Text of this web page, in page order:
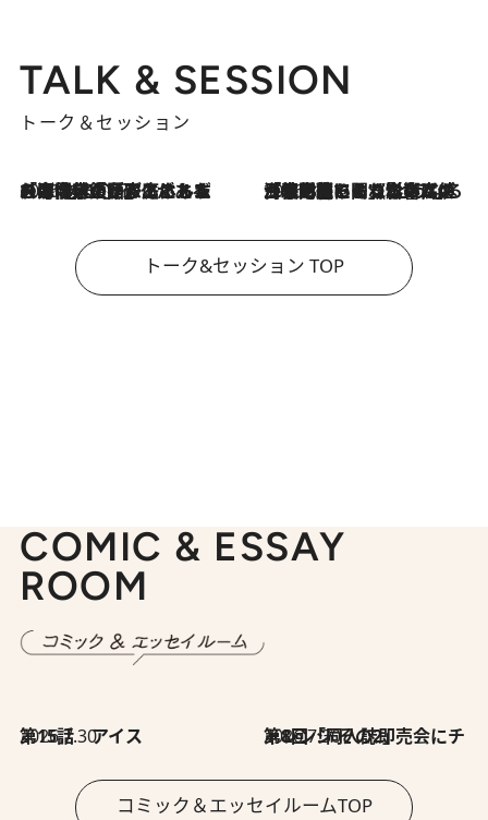
TALK & SESSION
トーク＆セッション
2026.8.3
「今後値上げがあるとすれば…」「リスクがあるのは今年の冬」エネルギー専門家が語る、ホルムズ海峡封鎖が家庭にもたらす“ある心配” 2026.8.3
「住宅建てられない…」「サーチャージ料の高値が続いている」ホルムズ海峡封鎖による影響はいつまで続く？《エネルギー専門家に聞く“どうなる日本の暮らし”》
トーク&セッション TOP
COMIC & ESSAY
ROOM
2026.7.30
第15話 アイス 2026.7.30
第8回「同人誌即売会にチャレンジ その2」
コミック＆エッセイルームTOP